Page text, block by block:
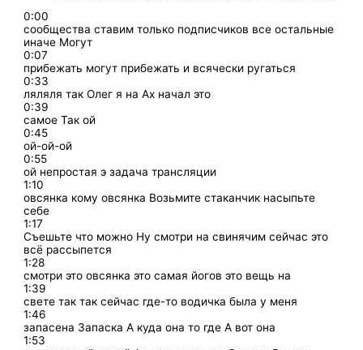
0:00
сообщества ставим только подписчиков все остальные
иначе Могут
0:07
прибежать могут прибежать и всячески ругаться
0:33
ляляля так Олег я на Ах начал это
0:39
самое Так ой
0:45
ой-ой-ой
0:55
ой непростая э задача трансляции
1:10
овсянка кому овсянка Возьмите стаканчик насыпьте
себе
1:17
Съешьте что можно Ну смотри на свинячим сейчас это
всё рассыпется
1:28
смотри это овсянка это самая йогов это вещь на
1:39
свете так так сейчас где-то водичка была у меня
1:46
запасена Запаска А куда она то где А вот она
1:53